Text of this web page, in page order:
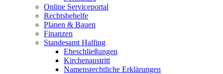
Online Serviceportal
Rechtsbehelfe
Planen & Bauen
Finanzen
Standesamt Halfing
Eheschließungen
Kirchenaustritt
Namensrechtliche Erklärungen